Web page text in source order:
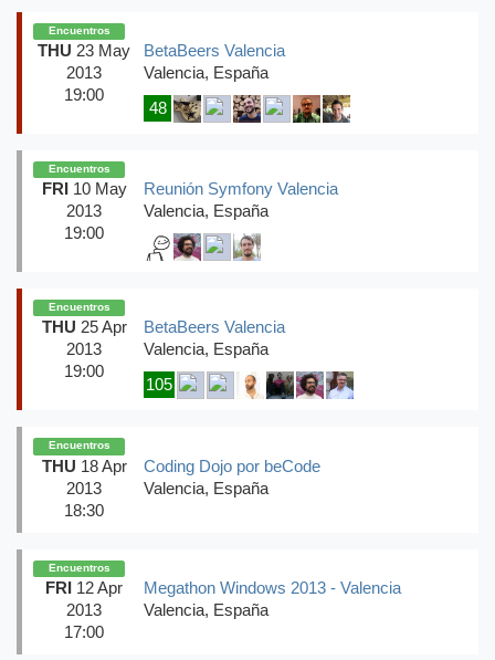
Encuentros
THU 23 May
2013
19:00
BetaBeers Valencia
Valencia, España
48
Encuentros
FRI
10 May
2013
19:00
Reunión Symfony Valencia
Valencia, España
Encuentros
THU 25 Apr
2013
19:00
BetaBeers Valencia
Valencia, España
105
Encuentros
THU 18 Apr
2013
18:30
Coding Dojo por beCode
Valencia, España
Encuentros
FRI
12 Apr
2013
17:00
Megathon Windows 2013 - Valencia
Valencia, España